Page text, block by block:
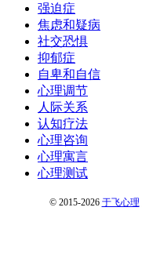
强迫症
焦虑和疑病
社交恐惧
抑郁症
自卑和自信
心理调节
人际关系
认知疗法
心理咨询
心理寓言
心理测试
© 2015-2026 于飞心理